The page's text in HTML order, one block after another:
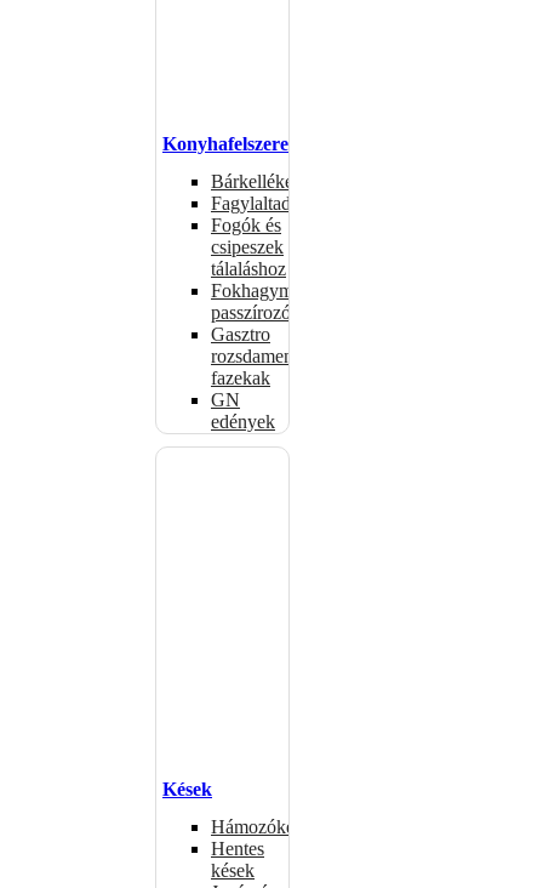
Konyhafelszerelés
Bárkellékek
Fagylaltadagolók
Fogók és
csipeszek
tálaláshoz
Fokhagymaprések,
passzírozók
Gasztro
rozsdamentes
fazekak
GN
edények
Kések
Hámozókések
Hentes
kések